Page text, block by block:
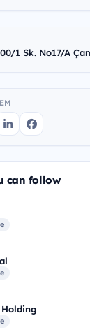
1 Sk. No17/A
can follow
Holding